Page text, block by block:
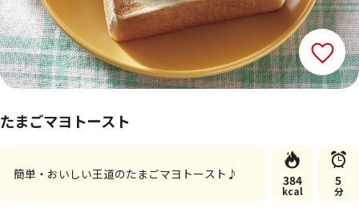
たまごマヨトースト
簡単・おいしい王道のたまごマヨトースト♪ 384
kcal
5
分